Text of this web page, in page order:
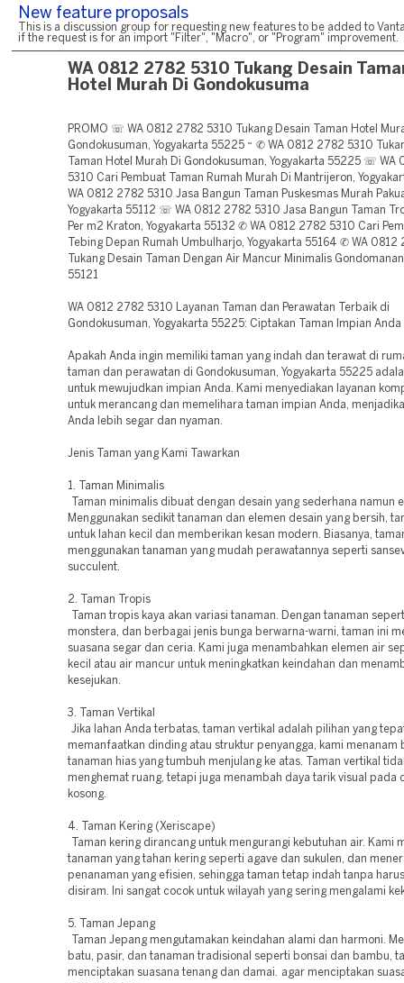
New feature proposals
This is a discussion group for requesting new features to be added to
if the request is for an import "Filter", "Macro", or "Program" improvement.
WA 0812 2782 5310 Tukang Desain
Hotel Murah Di Gondokusuma
PROMO ☏ WA 0812 2782 5310 Tukang Desain Taman Hotel
Gondokusuman, Yogyakarta 55225 ~ ✆ WA 0812 2782 5310
Taman Hotel Murah Di Gondokusuman, Yogyakarta 55225 ☏ WA
5310 Cari Pembuat Taman Rumah Murah Di Mantrijeron,
WA 0812 2782 5310 Jasa Bangun Taman Puskesmas Murah
Yogyakarta 55112 ☏ WA 0812 2782 5310 Jasa Bangun Taman
Per m2 Kraton, Yogyakarta 55132 ✆ WA 0812 2782 5310 Cari
Tebing Depan Rumah Umbulharjo, Yogyakarta 55164 ✆ WA 0812
Tukang Desain Taman Dengan Air Mancur Minimalis
55121
WA 0812 2782 5310 Layanan Taman dan Perawatan Terbaik di
Gondokusuman, Yogyakarta 55225: Ciptakan Taman Impian Anda
Apakah Anda ingin memiliki taman yang indah dan terawat di
taman dan perawatan di Gondokusuman, Yogyakarta 55225
untuk mewujudkan impian Anda. Kami menyediakan layanan
untuk merancang dan memelihara taman impian Anda,
Anda lebih segar dan nyaman.
Jenis Taman yang Kami Tawarkan
1. Taman Minimalis
Taman minimalis dibuat dengan desain yang sederhana namun
Menggunakan sedikit tanaman dan elemen desain yang bersih,
untuk lahan kecil dan memberikan kesan modern. Biasanya,
menggunakan tanaman yang mudah perawatannya seperti
succulent.
2. Taman Tropis
Taman tropis kaya akan variasi tanaman. Dengan tanaman
monstera, dan berbagai jenis bunga berwarna-warni, taman ini
suasana segar dan ceria. Kami juga menambahkan elemen air
kecil atau air mancur untuk meningkatkan keindahan dan
kesejukan.
3. Taman Vertikal
Jika lahan Anda terbatas, taman vertikal adalah pilihan yang
memanfaatkan dinding atau struktur penyangga, kami menanam
tanaman hias yang tumbuh menjulang ke atas. Taman vertikal
menghemat ruang, tetapi juga menambah daya tarik visual pada
kosong.
4. Taman Kering (Xeriscape)
Taman kering dirancang untuk mengurangi kebutuhan air. Kami
tanaman yang tahan kering seperti agave dan sukulen, dan
penanaman yang efisien, sehingga taman tetap indah tanpa
disiram. Ini sangat cocok untuk wilayah yang sering mengalami
5. Taman Jepang
Taman Jepang mengutamakan keindahan alami dan harmoni.
batu, pasir, dan tanaman tradisional seperti bonsai dan bambu,
menciptakan suasana tenang dan damai. agar menciptakan